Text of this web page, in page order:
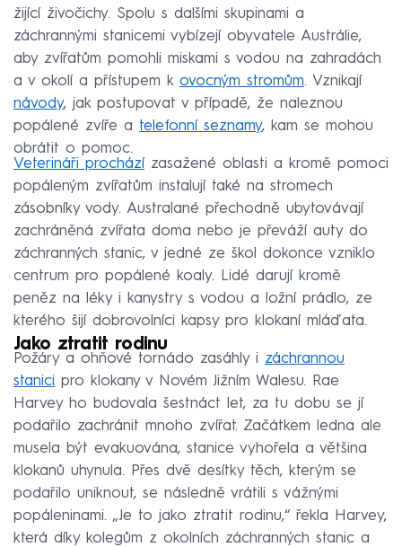
žijící živočichy. Spolu s dalšími skupinami a
záchrannými stanicemi vybízejí obyvatele Austrálie,
aby zvířatům pomohli miskami s vodou na zahradách
a v okolí a přístupem k ovocným stromům. Vznikají
návody, jak postupovat v případě, že naleznou
popálené zvíře a telefonní seznamy, kam se mohou
obrátit o pomoc.
Veterináři prochází zasažené oblasti a kromě pomoci
popáleným zvířatům instalují také na stromech
zásobníky vody. Australané přechodně ubytovávají
zachráněná zvířata doma nebo je převáží auty do
záchranných stanic, v jedné ze škol dokonce vzniklo
centrum pro popálené koaly. Lidé darují kromě
peněz na léky i kanystry s vodou a ložní prádlo, ze
kterého šijí dobrovolníci kapsy pro klokaní mláďata.
Jako ztratit rodinu
Požáry a ohňové tornádo zasáhly i záchrannou
stanici pro klokany v Novém Jižním Walesu. Rae
Harvey ho budovala šestnáct let, za tu dobu se jí
podařilo zachránit mnoho zvířat. Začátkem ledna ale
musela být evakuována, stanice vyhořela a většina
klokanů uhynula. Přes dvě desítky těch, kterým se
podařilo uniknout, se následně vrátili s vážnými
popáleninami. „Je to jako ztratit rodinu,“ řekla Harvey,
která díky kolegům z okolních záchranných stanic a